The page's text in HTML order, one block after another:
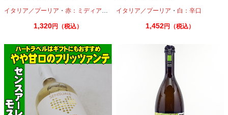
イタリア／プーリア ・ 赤：ミディアムボディ
1,320円（税込）
イタリア／プーリア ・ 白：辛口
1,452円（税込）